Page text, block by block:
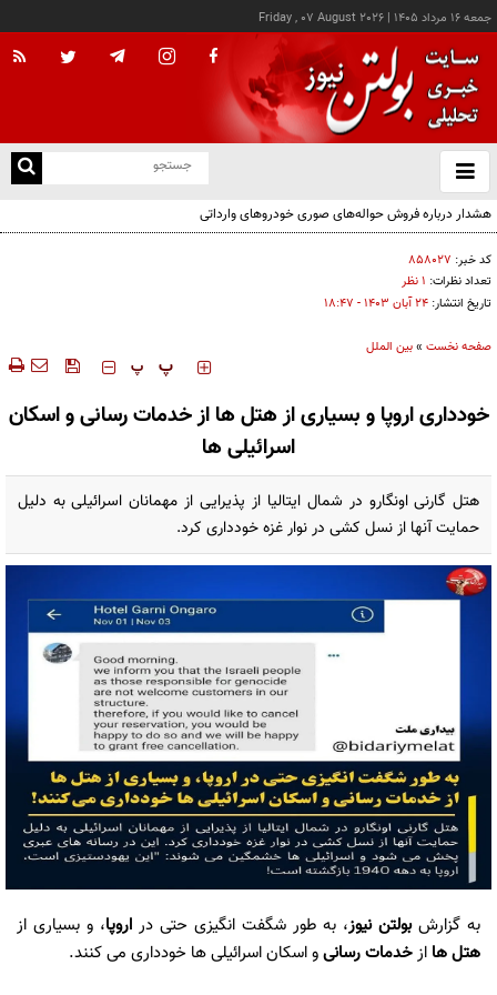
جمعه ۱۶ مرداد ۱۴۰۵ |
Friday , 07 August 2026
باز
و
هشدار درباره فروش حواله‌های صوری خودروهای وارداتی
کد خبر: ۸۵۸۰۲۷
تعداد نظرات: ۱ نظر
تاریخ انتشار: ۲۴ آبان ۱۴۰۳ - ۱۸:۴۷
صفحه نخست »بین الملل
‍‍‍ پ پ
خودداری اروپا و بسیاری از هتل ها از خدمات رسانی و اسکان
اسرائیلی ها
هتل گارنی اونگارو در شمال ایتالیا از پذیرایی از مهمانان اسرائیلی به دلیل
حمایت آنها از نسل کشی در نوار غزه خودداری کرد.
به گزارش بولتن نیوز، به طور شگفت انگیزی حتی در اروپا، و بسیاری از
هتل ها ازخدمات رسانیو اسکان اسرائیلی ها خودداری می کنند.